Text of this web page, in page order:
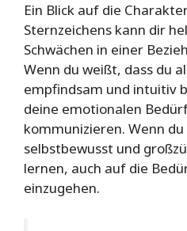
Ein Blick auf die
Sternzeichens kann dir
Schwächen in einer
Wenn du weißt, dass du
empfindsam und intuitiv
deine emotionalen
kommunizieren. Wenn du
selbstbewusst und
lernen, auch auf die
einzugehen.